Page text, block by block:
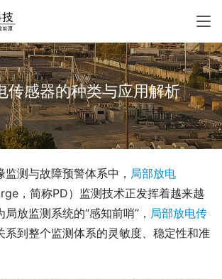
传感器的种类与应用解析
测与故障预警体系中， 局部放电
，简称PD）监测技术正发挥着越来越
放监测系统的“感知前哨”， 局部放电传
系到整个监测体系的灵敏度、稳定性和准